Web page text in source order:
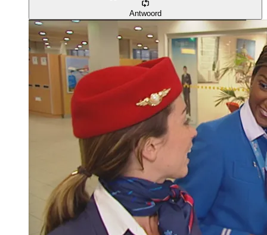
Antwoord